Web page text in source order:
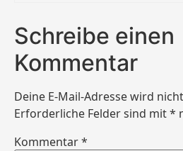
Schreibe einen
Kommentar
Deine E-Mail-Adresse wird
Erforderliche Felder sind mit*
Kommentar*